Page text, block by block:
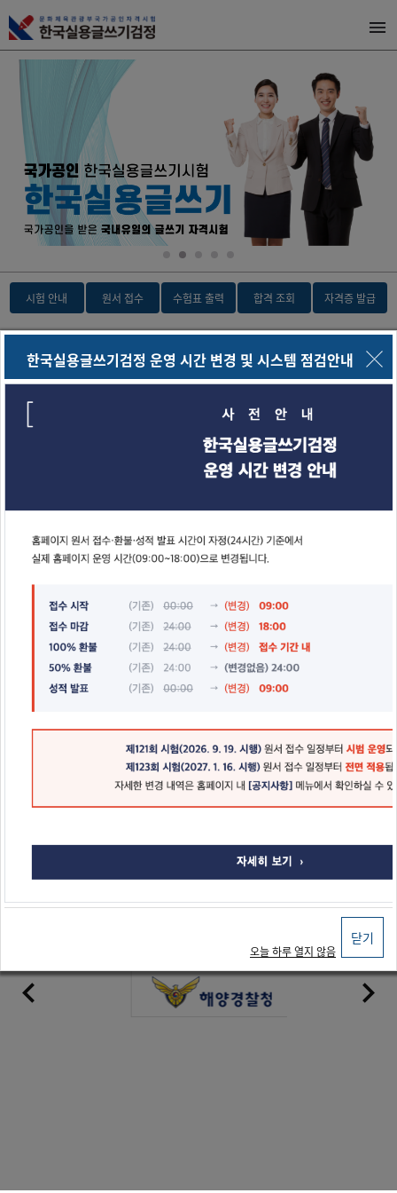
시험 안내 원서 접수 수험표 출력 합격 조회 자격증 발급
공지사항
한국실용글쓰기검정 운영 시간 변경 및 시스템 점검안내
2026-07-30
제120회 한국실용글쓰기검정 성적 발표 일정 안내
2026-07-13
자격소개 시험개요
준비물 및 시험진행안내 장애인 편의제공 내용
연간일정 고사장안내
02-2064-0306
주말 및 공휴일은 Q&A를 이용해주세요.
자주하는질문 일반민원 점수민원
chevron_left chevron_right
한국실용글쓰기검정 운영 시간 변경 및 시스템 점검안내
오늘 하루 열지 않음
닫기